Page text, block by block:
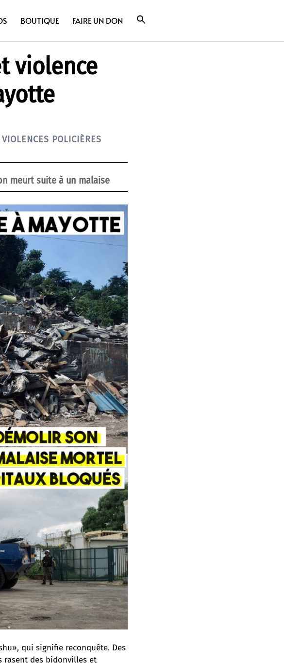
BOUTIQUE FAIRE UN DON
violence
VIOLENCES POLICIÈRES
meurt suite à un malaise
, qui signifie reconquête. Des
rasent des bidonvilles et